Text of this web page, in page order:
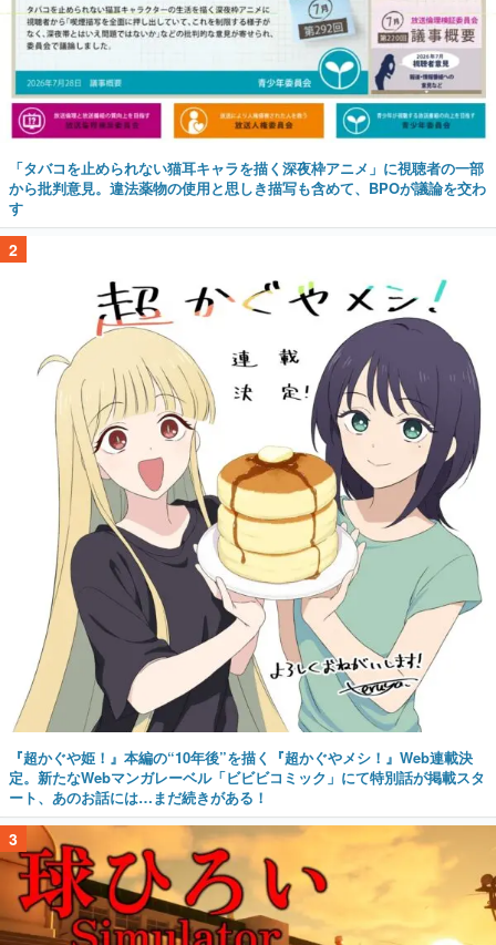
「タバコを止められない猫耳キャラを描く深夜枠アニメ」に視聴者の一部
から批判意見。違法薬物の使用と思しき描写も含めて、BPOが議論を交わ
す
2
『超かぐや姫！』本編の“10年後”を描く『超かぐやメシ！』Web連載決
定。新たなWebマンガレーベル「ビビビコミック」にて特別話が掲載スタ
ート、あのお話には…まだ続きがある！
3